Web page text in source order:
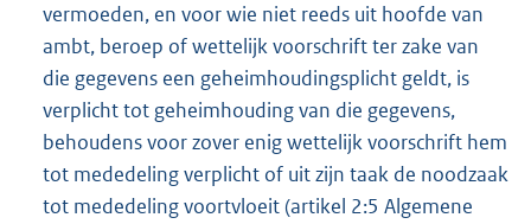
vermoeden, en voor wie niet reeds uit hoofde van
ambt, beroep of wettelijk voorschrift ter zake van
die gegevens een geheimhoudingsplicht geldt, is
verplicht tot geheimhouding van die gegevens,
behoudens voor zover enig wettelijk voorschrift hem
tot mededeling verplicht of uit zijn taak de noodzaak
tot mededeling voortvloeit (artikel 2:5 Algemene